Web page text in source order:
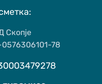
Скопје
78